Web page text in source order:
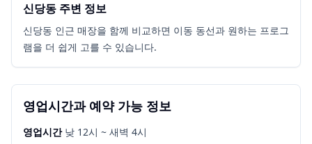
신당동 주변 정보
신당동 인근 매장을 함께 비교하면 이동 동선과 원하는 프로그
램을 더 쉽게 고를 수 있습니다.
영업시간과 예약 가능 정보
영업시간 낮 12시 ~ 새벽 4시